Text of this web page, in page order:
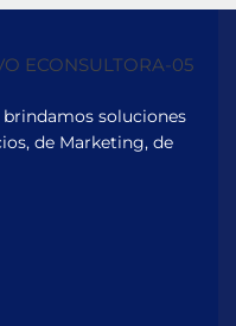
soluciones
de Marketing, de